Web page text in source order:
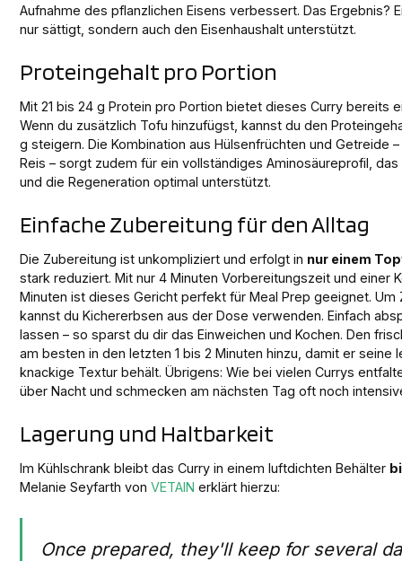
Aufnahme des pflanzlichen Eisens verbessert. Das Ergebnis?
nur sättigt, sondern auch den Eisenhaushalt unterstützt.
Proteingehalt pro Portion
Mit 21 bis 24 g Protein pro Portion bietet dieses Curry bereits
Wenn du zusätzlich Tofu hinzufügst, kannst du den
g steigern. Die Kombination aus Hülsenfrüchten und Getreide
Reis – sorgt zudem für ein vollständiges Aminosäureprofil,
und die Regeneration optimal unterstützt.
Einfache Zubereitung für den Alltag
Die Zubereitung ist unkompliziert und erfolgt in nur einem
stark reduziert. Mit nur 4 Minuten Vorbereitungszeit und einer
Minuten ist dieses Gericht perfekt für Meal Prep geeignet. Um
kannst du Kichererbsen aus der Dose verwenden. Einfach
lassen – so sparst du dir das Einweichen und Kochen. Den
am besten in den letzten 1 bis 2 Minuten hinzu, damit er seine
knackige Textur behält. Übrigens: Wie bei vielen Currys
über Nacht und schmecken am nächsten Tag oft noch
Lagerung und Haltbarkeit
Im Kühlschrank bleibt das Curry in einem luftdichten Behälter
Melanie Seyfarth vonVETAIN erklärt hierzu:
Once prepared, they'll keep for several